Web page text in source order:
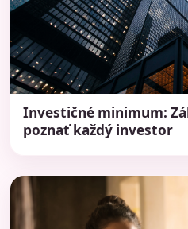
Investičné minimum:
poznať každý investor